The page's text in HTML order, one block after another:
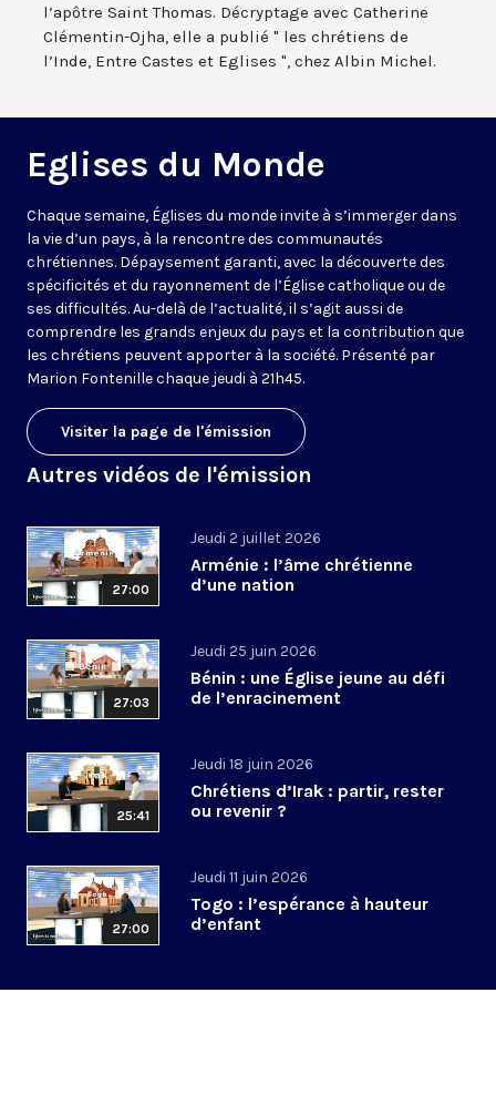
l’apôtre Saint Thomas. Décryptage avec Catherine
Clémentin-Ojha, elle a publié " les chrétiens de
l’Inde, Entre Castes et Eglises ", chez Albin Michel.
Eglises du Monde
Chaque semaine, Églises du monde invite à s’immerger dans
la vie d’un pays, à la rencontre des communautés
chrétiennes. Dépaysement garanti, avec la découverte des
spécificités et du rayonnement de l’Église catholique ou de
ses difficultés. Au-delà de l’actualité, il s’agit aussi de
comprendre les grands enjeux du pays et la contribution que
les chrétiens peuvent apporter à la société. Présenté par
Marion Fontenille chaque jeudi à 21h45.
Visiter la page de l'émission
Autres vidéos de l'émission
27:00
Jeudi 2 juillet 2026
Arménie : l’âme chrétienne
d’une nation
27:03
Jeudi 25 juin 2026
Bénin : une Église jeune au défi
de l’enracinement
25:41
Jeudi 18 juin 2026
Chrétiens d’Irak : partir, rester
ou revenir ?
27:00
Jeudi 11 juin 2026
Togo : l’espérance à hauteur
d’enfant